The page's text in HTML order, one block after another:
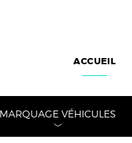
ACCUEIL
MARQUAGE VÉHICULES